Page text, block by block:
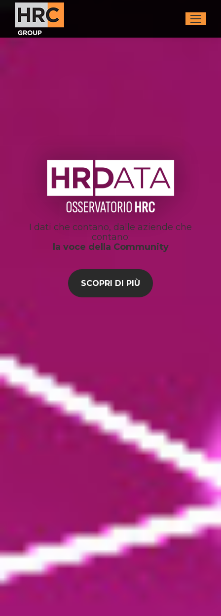
I dati che contano, dalle aziende che
contano:
la voce della Community
SCOPRI DI PIÙ